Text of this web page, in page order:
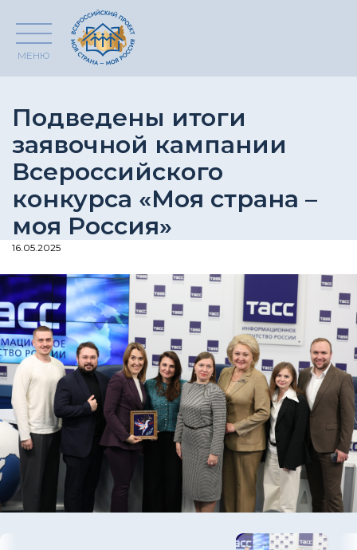
МЕНЮ
Подведены итоги
заявочной кампании
Всероссийского
конкурса «Моя страна –
моя Россия»
16.05.2025